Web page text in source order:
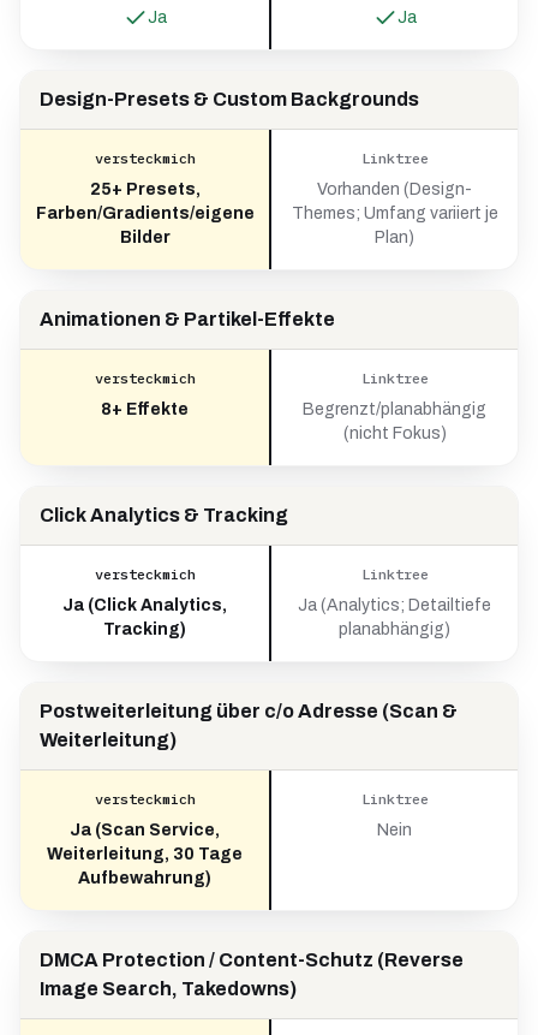
Ja
Ja
Design-Presets & Custom Backgrounds
versteckmich
25+ Presets,
Farben/Gradients/eigene
Bilder
Linktree
Vorhanden (Design-
Themes; Umfang variiert je
Plan)
Animationen & Partikel-Effekte
versteckmich
8+ Effekte
Linktree
Begrenzt/planabhängig
(nicht Fokus)
Click Analytics & Tracking
versteckmich
Ja (Click Analytics,
Tracking)
Linktree
Ja (Analytics; Detailtiefe
planabhängig)
Postweiterleitung über c/o Adresse (Scan &
Weiterleitung)
versteckmich
Ja (Scan Service,
Weiterleitung, 30 Tage
Aufbewahrung)
Linktree
Nein
DMCA Protection / Content-Schutz (Reverse
Image Search, Takedowns)